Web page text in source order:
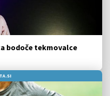
bodoče tekmovalce